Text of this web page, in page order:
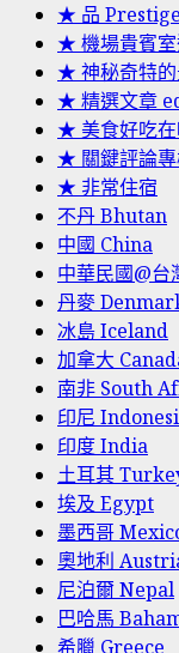
★ 品
★ 機場貴賓
★ 神秘奇特
★ 精選文章
★ 美食好吃
★ 關鍵評論
★ 非常住宿
不丹 Bhutan
中國 China
中華民國@
丹麥
冰島 Iceland
加拿大
南非 South
印尼
印度 India
土耳其
埃及 Egypt
墨西哥
奧地利
尼泊爾 Nepal
巴哈馬
希臘 Greece